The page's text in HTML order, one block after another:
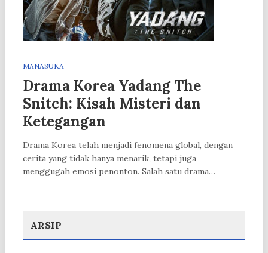
MANASUKA
Drama Korea Yadang The
Snitch: Kisah Misteri dan
Ketegangan
Drama Korea telah menjadi fenomena global, dengan
cerita yang tidak hanya menarik, tetapi juga
menggugah emosi penonton. Salah satu drama…
ARSIP